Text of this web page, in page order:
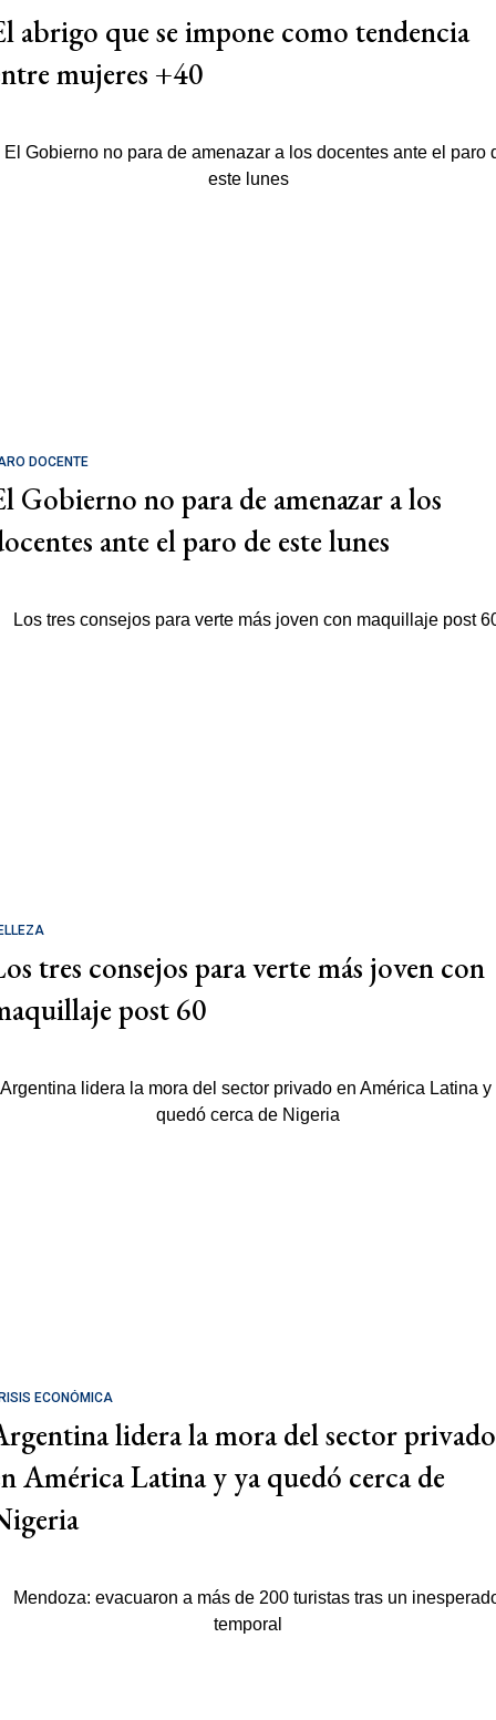
abrigo que se impone como tendencia
mujeres +40
DOCENTE
Gobierno no para de amenazar a los
ante el paro de este lunes
tres consejos para verte más joven con
post 60
ECONÓMICA
lidera la mora del sector privado
América Latina y ya quedó cerca de